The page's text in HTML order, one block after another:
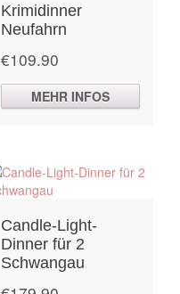
Krimidinner
Neufahrn
€109.90
MEHR INFOS
Candle-Light-
Dinner für 2
Schwangau